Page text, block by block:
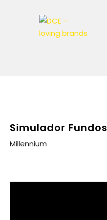
Simulador Fundos
Millennium